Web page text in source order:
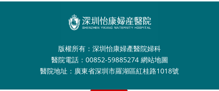
版權所有：深圳怡康婦產醫院婦科
醫院電話：00852-59885274 網站地圖
醫院地址：廣東省深圳市羅湖區紅桂路1018號